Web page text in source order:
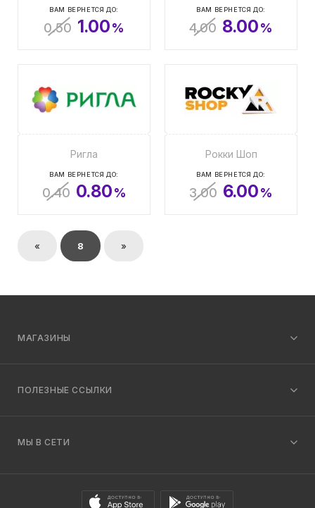
ВАМ ВЕРНЕТСЯ ДО:
0.50 1.00%
ВАМ ВЕРНЕТСЯ ДО:
4.00 8.00%
Ригла
ВАМ ВЕРНЕТСЯ ДО:
0.40 0.80%
Рокки Шоп
ВАМ ВЕРНЕТСЯ ДО:
3.00 6.00%
« 8 »
МАГАЗИНЫ
ПОЛЕЗНЫЕ ССЫЛКИ
МЫ В СЕТИ